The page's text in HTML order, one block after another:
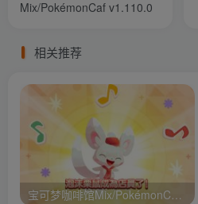
Mix/PokémonCaf v1.110.0
相关推荐
宝可梦咖啡馆Mix/PokémonCaf v1.110.0